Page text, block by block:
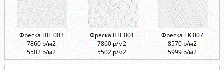
Фреска ШТ 003
7860 р/м2
5502 р/м2
Фреска ШТ 001
7860 р/м2
5502 р/м2
Фреска ТК 007
8570 р/м2
5999 р/м2